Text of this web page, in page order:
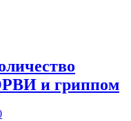
и гриппом